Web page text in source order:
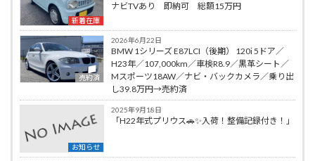
新着在庫
ナビTVあり 即納可 総額15万円
売約済
2026年6月22日
BMW 1シリーズ E87LCI（後期） 120i 5ドア／
H23年／107,000km／車検R8.9／黒革シート／
Mスポーツ18AW／ナビ・バックカメラ／乗り出
し39.8万円→売約済
お知らせ
2025年9月18日
「H22年式プリウス🚗✨入荷！整備記録付き！」